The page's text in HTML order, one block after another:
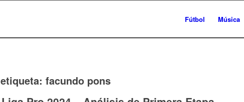
Fútbol Música
facundo pons